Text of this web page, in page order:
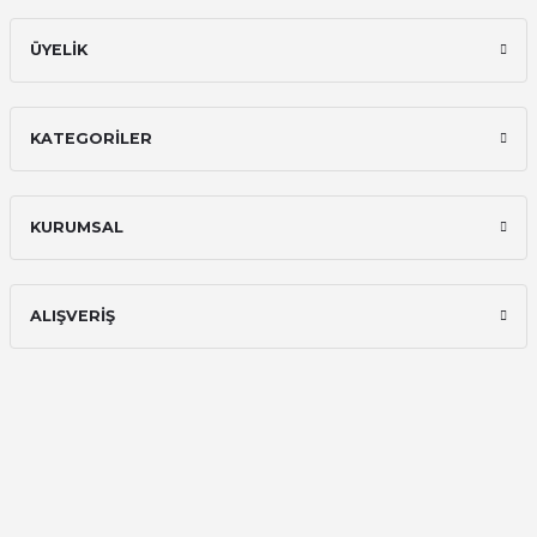
ÜYELİK
KATEGORİLER
KURUMSAL
ALIŞVERİŞ